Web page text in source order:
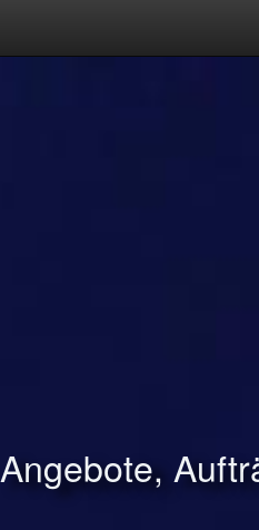
Angebote,